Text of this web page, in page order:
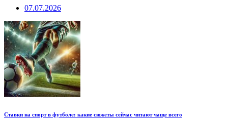
07.07.2026
Ставки на спорт в футболе: какие сюжеты сейчас читают чаще всего